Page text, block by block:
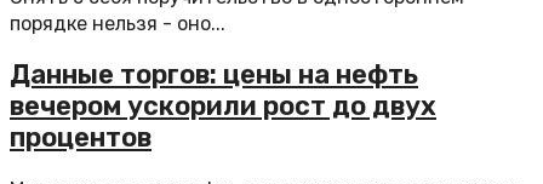
порядке нельзя - оно...
Данные торгов: цены на нефть
вечером ускорили рост до двух
процентов